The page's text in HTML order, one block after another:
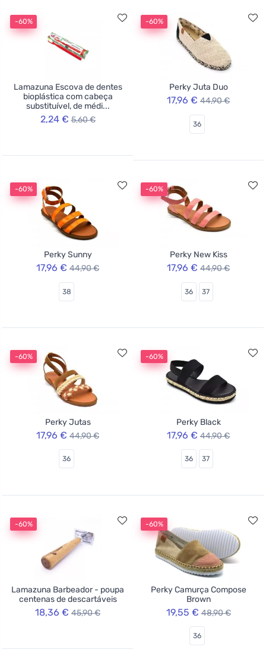
-60%
Lamazuna Escova de dentes
bioplástica com cabeça
substituível, de médi...
2,24 € 5,60 €
-60%
Perky Juta Duo
17,96 € 44,90 €
36
-60%
Perky Sunny
17,96 € 44,90 €
38
-60%
Perky New Kiss
17,96 € 44,90 €
36 37
-60%
Perky Jutas
17,96 € 44,90 €
36
-60%
Perky Black
17,96 € 44,90 €
36 37
-60%
Lamazuna Barbeador - poupa
centenas de descartáveis
18,36 € 45,90 €
-60%
Perky Camurça Compose
Brown
19,55 € 48,90 €
36